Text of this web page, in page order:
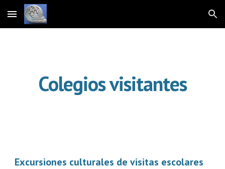
Skip to main content Skip to navigation
Colegios visitantes
Excursiones culturales de visitas escolares